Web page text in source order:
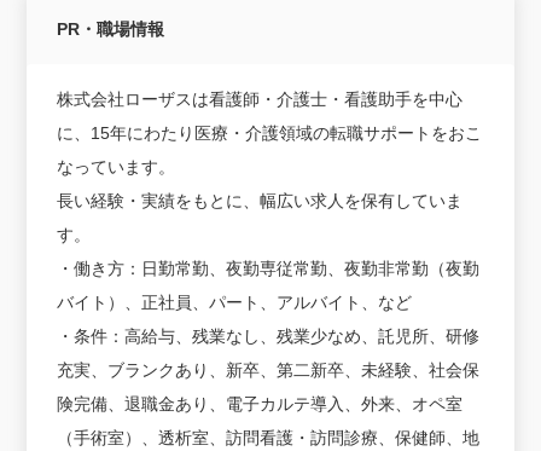
PR・職場情報
株式会社ローザスは看護師・介護士・看護助手を中心
に、15年にわたり医療・介護領域の転職サポートをおこ
なっています。
長い経験・実績をもとに、幅広い求人を保有していま
す。
・働き方：日勤常勤、夜勤専従常勤、夜勤非常勤（夜勤
バイト）、正社員、パート、アルバイト、など
・条件：高給与、残業なし、残業少なめ、託児所、研修
充実、ブランクあり、新卒、第二新卒、未経験、社会保
険完備、退職金あり、電子カルテ導入、外来、オペ室
（手術室）、透析室、訪問看護・訪問診療、保健師、地